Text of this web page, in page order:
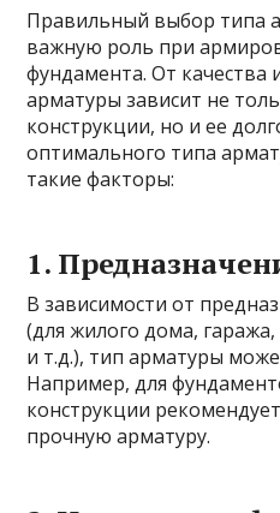
Правильный выбор типа
важную роль при
фундамента. От качества
арматуры зависит не
конструкции, но и ее
оптимального типа
такие факторы:
1.
В зависимости от
(для жилого дома,
и т.д.), тип арматуры
Например, для
конструкции
прочную арматуру.